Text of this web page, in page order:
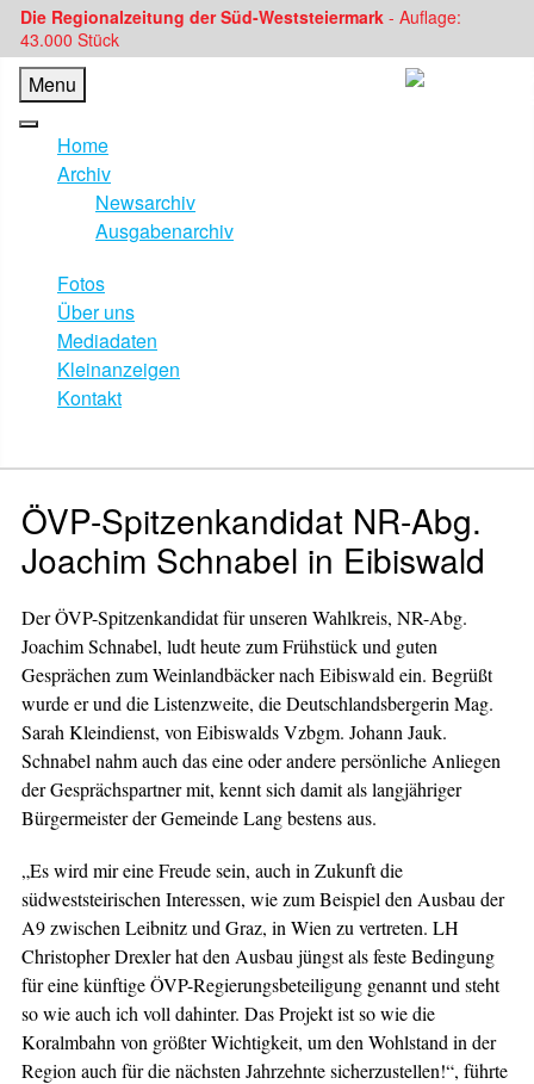
Die Regionalzeitung der Süd-Weststeiermark - Auflage:
43.000 Stück
Menu
Home
Archiv
Newsarchiv
Ausgabenarchiv
Fotos
Über uns
Mediadaten
Kleinanzeigen
Kontakt
ÖVP-Spitzenkandidat NR-Abg.
Joachim Schnabel in Eibiswald
Der ÖVP-Spitzenkandidat für unseren Wahlkreis, NR-Abg.
Joachim Schnabel, ludt heute zum Frühstück und guten
Gesprächen zum Weinlandbäcker nach Eibiswald ein. Begrüßt
wurde er und die Listenzweite, die Deutschlandsbergerin Mag.
Sarah Kleindienst, von Eibiswalds Vzbgm. Johann Jauk.
Schnabel nahm auch das eine oder andere persönliche Anliegen
der Gesprächspartner mit, kennt sich damit als langjähriger
Bürgermeister der Gemeinde Lang bestens aus.
„Es wird mir eine Freude sein, auch in Zukunft die
südweststeirischen Interessen, wie zum Beispiel den Ausbau der
A9 zwischen Leibnitz und Graz, in Wien zu vertreten. LH
Christopher Drexler hat den Ausbau jüngst als feste Bedingung
für eine künftige ÖVP-Regierungsbeteiligung genannt und steht
so wie auch ich voll dahinter. Das Projekt ist so wie die
Koralmbahn von größter Wichtigkeit, um den Wohlstand in der
Region auch für die nächsten Jahrzehnte sicherzustellen!“, führte